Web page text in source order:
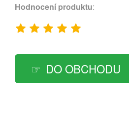
Hodnocení produktu:
DO OBCHODU